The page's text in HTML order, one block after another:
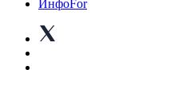
ИнфоFor